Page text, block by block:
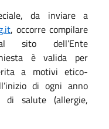
da inviare a
, occorre compilare
sito dell’Ente
è valida per
a motivi etico-
di ogni anno
salute (allergie,